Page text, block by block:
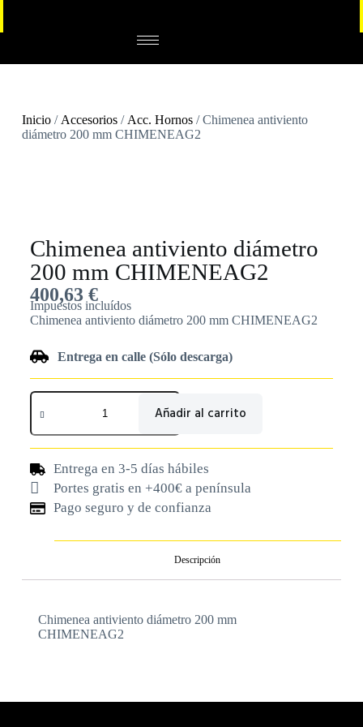
Inicio/ Accesorios/ Acc. Hornos/ Chimenea antiviento
diámetro 200 mm CHIMENEAG2
Chimenea antiviento diámetro
200 mm CHIMENEAG2
400,63 €
Impuestos incluídos
Chimenea antiviento diámetro 200 mm CHIMENEAG2
Entrega en calle (Sólo descarga)
Añadir al carrito
Entrega en 3-5 días hábiles
Portes gratis en +400€ a península
Pago seguro y de confianza
Descripción
Chimenea antiviento diámetro 200 mm
CHIMENEAG2